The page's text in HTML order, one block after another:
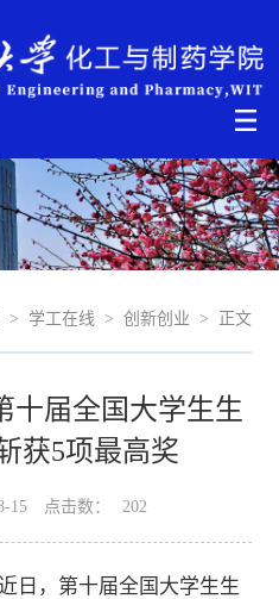
> 学工在线 > 创新创业 > 正文
十届全国大学生生
获5项最高奖
15 点击数： 202
日，第十届全国大学生生